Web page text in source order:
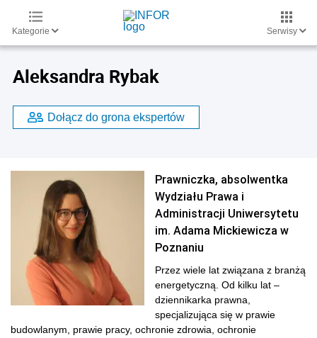
Kategorie Serwisy
Aleksandra Rybak
Dołącz do grona ekspertów
Prawniczka, absolwentka
Wydziału Prawa i
Administracji Uniwersytetu
im. Adama Mickiewicza w
Poznaniu
Przez wiele lat związana z branżą
energetyczną. Od kilku lat –
dziennikarka prawna,
specjalizująca się w prawie
budowlanym, prawie pracy, ochronie zdrowia, ochronie